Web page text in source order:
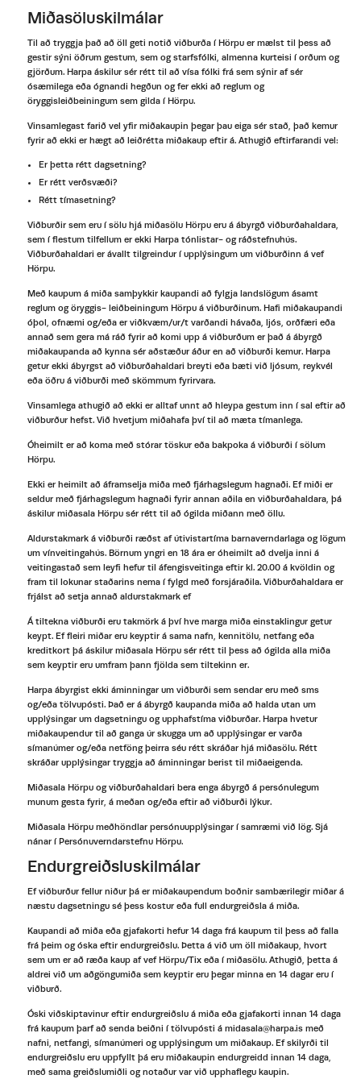
Miðasöluskilmálar
Til að tryggja það að öll geti notið viðburða í Hörpu er mælst til þess að
gestir sýni öðrum gestum, sem og starfsfólki, almenna kurteisi í orðum og
gjörðum. Harpa áskilur sér rétt til að vísa fólki frá sem sýnir af sér
ósæmilega eða ógnandi hegðun og fer ekki að reglum og
öryggisleiðbeiningum sem gilda í Hörpu.
Vinsamlegast farið vel yfir miðakaupin þegar þau eiga sér stað, það kemur
fyrir að ekki er hægt að leiðrétta miðakaup eftir á. Athugið eftirfarandi vel:
Er þetta rétt dagsetning?
Er rétt verðsvæði?
Rétt tímasetning?
Viðburðir sem eru í sölu hjá miðasölu Hörpu eru á ábyrgð viðburðahaldara,
sem í flestum tilfellum er ekki Harpa tónlistar- og ráðstefnuhús.
Viðburðahaldari er ávallt tilgreindur í upplýsingum um viðburðinn á vef
Hörpu.
Með kaupum á miða samþykkir kaupandi að fylgja landslögum ásamt
reglum og öryggis- leiðbeiningum Hörpu á viðburðinum. Hafi miðakaupandi
óþol, ofnæmi og/eða er viðkvæm/ur/t varðandi hávaða, ljós, orðfæri eða
annað sem gera má ráð fyrir að komi upp á viðburðum er það á ábyrgð
miðakaupanda að kynna sér aðstæður áður en að viðburði kemur. Harpa
getur ekki ábyrgst að viðburðahaldari breyti eða bæti við ljósum, reykvél
eða öðru á viðburði með skömmum fyrirvara.
Vinsamlega athugið að ekki er alltaf unnt að hleypa gestum inn í sal eftir að
viðburður hefst. Við hvetjum miðahafa því til að mæta tímanlega.
Óheimilt er að koma með stórar töskur eða bakpoka á viðburði í sölum
Hörpu.
Ekki er heimilt að áframselja miða með fjárhagslegum hagnaði. Ef miði er
seldur með fjárhagslegum hagnaði fyrir annan aðila en viðburðahaldara, þá
áskilur miðasala Hörpu sér rétt til að ógilda miðann með öllu.
Aldurstakmark á viðburði ræðst af útivistartíma barnaverndarlaga og lögum
um vínveitingahús. Börnum yngri en 18 ára er óheimilt að dvelja inni á
veitingastað sem leyfi hefur til áfengisveitinga eftir kl. 20.00 á kvöldin og
fram til lokunar staðarins nema í fylgd með forsjáraðila. Viðburðahaldara er
frjálst að setja annað aldurstakmark ef
Á tiltekna viðburði eru takmörk á því hve marga miða einstaklingur getur
keypt. Ef fleiri miðar eru keyptir á sama nafn, kennitölu, netfang eða
kreditkort þá áskilur miðasala Hörpu sér rétt til þess að ógilda alla miða
sem keyptir eru umfram þann fjölda sem tiltekinn er.
Harpa ábyrgist ekki áminningar um viðburði sem sendar eru með sms
og/eða tölvupósti. Það er á ábyrgð kaupanda miða að halda utan um
upplýsingar um dagsetningu og upphafstíma viðburðar. Harpa hvetur
miðakaupendur til að ganga úr skugga um að upplýsingar er varða
símanúmer og/eða netföng þeirra séu rétt skráðar hjá miðasölu. Rétt
skráðar upplýsingar tryggja að áminningar berist til miðaeigenda.
Miðasala Hörpu og viðburðahaldari bera enga ábyrgð á persónulegum
munum gesta fyrir, á meðan og/eða eftir að viðburði lýkur.
Miðasala Hörpu meðhöndlar persónuupplýsingar í samræmi við lög. Sjá
nánar í Persónuverndarstefnu Hörpu.
Endurgreiðsluskilmálar
Ef viðburður fellur niður þá er miðakaupendum boðnir sambærilegir miðar á
næstu dagsetningu sé þess kostur eða full endurgreiðsla á miða.
Kaupandi að miða eða gjafakorti hefur 14 daga frá kaupum til þess að falla
frá þeim og óska eftir endurgreiðslu. Þetta á við um öll miðakaup, hvort
sem um er að ræða kaup af vef Hörpu/Tix eða í miðasölu. Athugið, þetta á
aldrei við um aðgöngumiða sem keyptir eru þegar minna en 14 dagar eru í
viðburð.
Óski viðskiptavinur eftir endurgreiðslu á miða eða gjafakorti innan 14 daga
frá kaupum þarf að senda beiðni í tölvupósti á midasala@harpa.is með
nafni, netfangi, símanúmeri og upplýsingum um miðakaup. Ef skilyrði til
endurgreiðslu eru uppfyllt þá eru miðakaupin endurgreidd innan 14 daga,
með sama greiðslumiðli og notaður var við upphaflegu kaupin.